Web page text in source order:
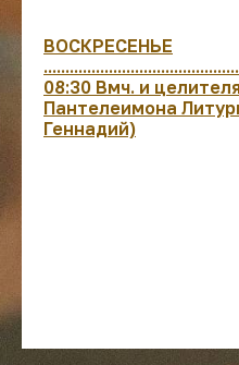
ВОСКРЕСЕНЬЕ
08:30 Вмч. и
Пантелеимона
Геннадий)